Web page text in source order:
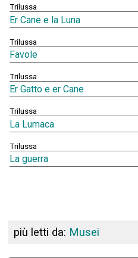
Trilussa
Er Cane e la Luna
Trilussa
Favole
Trilussa
Er Gatto e er Cane
Trilussa
La Lumaca
Trilussa
La guerra
più letti da: Musei